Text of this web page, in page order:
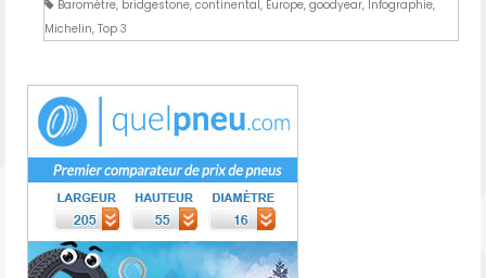
Baromètre, bridgestone, continental, Europe, goodyear, Infographie,
Michelin, Top 3